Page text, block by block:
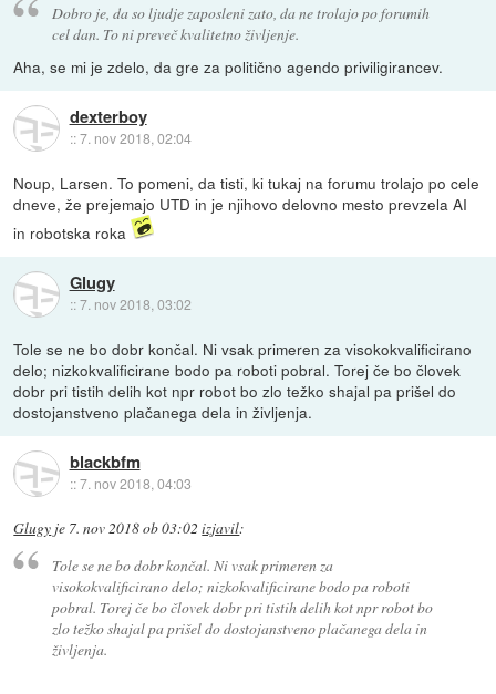
Dobro je, da so ljudje zaposleni zato, da ne trolajo po forumih
cel dan. To ni preveč kvalitetno življenje.
Aha, se mi je zdelo, da gre za politično agendo priviligirancev.
dexterboy
::7. nov 2018, 02:04
Noup, Larsen. To pomeni, da tisti, ki tukaj na forumu trolajo po cele
dneve, že prejemajo UTD in je njihovo delovno mesto prevzela AI
in robotska roka
Glugy
::7. nov 2018, 03:02
Tole se ne bo dobr končal. Ni vsak primeren za visokokvalificirano
delo; nizkokvalificirane bodo pa roboti pobral. Torej če bo človek
dobr pri tistih delih kot npr robot bo zlo težko shajal pa prišel do
dostojanstveno plačanega dela in življenja.
blackbfm
::7. nov 2018, 04:03
Glugy je 7. nov 2018 ob 03:02 izjavil:
Tole se ne bo dobr končal. Ni vsak primeren za
visokokvalificirano delo; nizkokvalificirane bodo pa roboti
pobral. Torej če bo človek dobr pri tistih delih kot npr robot bo
zlo težko shajal pa prišel do dostojanstveno plačanega dela in
življenja.